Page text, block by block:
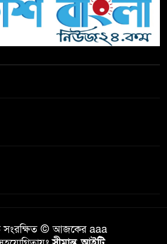
টিকটকে অশালীন কনটেন্ট ও অনলাইন
হয়রানির অভিযোগে ব্রাহ্মণবাড়িয়ায়
বেতাগীতে ঈদুল আজহা উপলক্ষে
বিনামূল্যে বীজ ও রাসায়নিক সার
সংরক্ষিত © আজকের aaa